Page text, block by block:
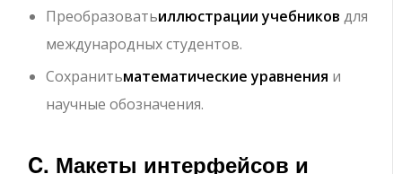
Преобразоватьиллюстрации учебников для
международных студентов.
Сохранитьматематические уравнения и
научные обозначения.
C. Макеты интерфейсов и